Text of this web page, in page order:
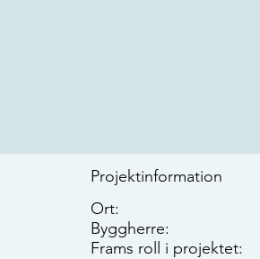
Ort:
Byggherre:
Frams roll i projektet:
Projektinformation